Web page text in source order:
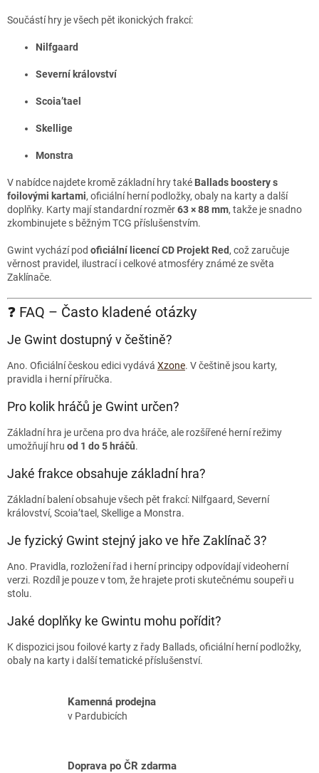
s
Součástí hry je všech pět ikonických frakcí:
Nilfgaard
Severní království
Scoia’tael
Skellige
Monstra
V nabídce najdete kromě základní hry také Ballads boostery s
foilovými kartami, oficiální herní podložky, obaly na karty a další
doplňky. Karty mají standardní rozměr63 × 88 mm, takže je snadno
zkombinujete s běžným TCG příslušenstvím.
Gwint vychází pod oficiální licencí CD Projekt Red, což zaručuje
věrnost pravidel, ilustrací i celkové atmosféry známé ze světa
Zaklínače.
❓ FAQ – Často kladené otázky
Je Gwint dostupný v češtině?
Ano. Oficiální českou edici vydává Xzone. V češtině jsou karty,
pravidla i herní příručka.
Pro kolik hráčů je Gwint určen?
Základní hra je určena pro dva hráče, ale rozšířené herní režimy
umožňují hru od 1 do 5 hráčů.
Jaké frakce obsahuje základní hra?
Základní balení obsahuje všech pět frakcí: Nilfgaard, Severní
království, Scoia’tael, Skellige a Monstra.
Je fyzický Gwint stejný jako ve hře Zaklínač 3?
Ano. Pravidla, rozložení řad i herní principy odpovídají videoherní
verzi. Rozdíl je pouze v tom, že hrajete proti skutečnému soupeři u
stolu.
Jaké doplňky ke Gwintu mohu pořídit?
K dispozici jsou foilové karty z řady Ballads, oficiální herní podložky,
obaly na karty i další tematické příslušenství.
Kamenná prodejna
v Pardubicích
Doprava po ČR zdarma